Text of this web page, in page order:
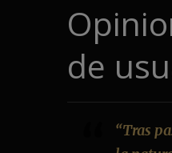
de
“Tras